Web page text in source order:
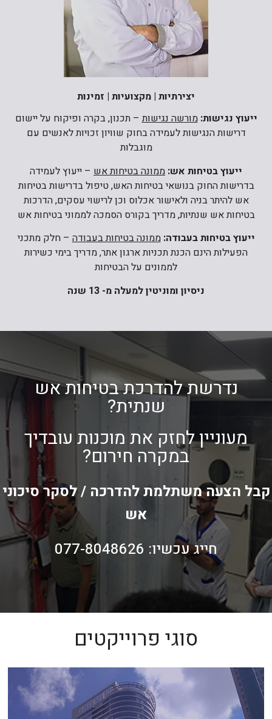
יצירתיות | מקצועיות | זמינות
ייעוץ נגישות: מורשה נגישות– תכנון, בקרה ופיקוח על יישום
דרישות הנגישות לעמידה בחוק שוויון זכויות לאנשים עם
מוגבלות
ייעוץ בטיחות אש: ממונה בטיחות אש – ייעוץ לעמידה
בדרישות החוק בנושאי בטיחות האש, טיפול בדרישות בטיחות
אש להיתר בניה ולאישור אכלוס וכן לרישוי עסקים, הדרכות
בטיחות אש שנתיות, מדריך בקורס הסמכה לממוני בטיחות אש
ייעוץ בטיחות בעבודה: ממונה בטיחות בעבודה– חלק מתכני
הפעילות הינם הכנת תכניות ארגון אתר, מדריך בימי כשירות
לממונים על הבטיחות
ניסיון ומוניטין למעלה מ- 13 שנה
נדרשת להדרכת בטיחות אש
שנתית?
מעוניין לחזק את מוכנות עובדיך
במקרה חירום?
קבל הצעה משתלמת להדרכה / לסקר סיכוני
אש
חייג עכשיו: 077-8048626
סוגי פרוייקטים